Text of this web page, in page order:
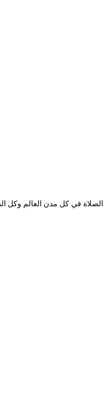
الصلاة في كل مدن العالم